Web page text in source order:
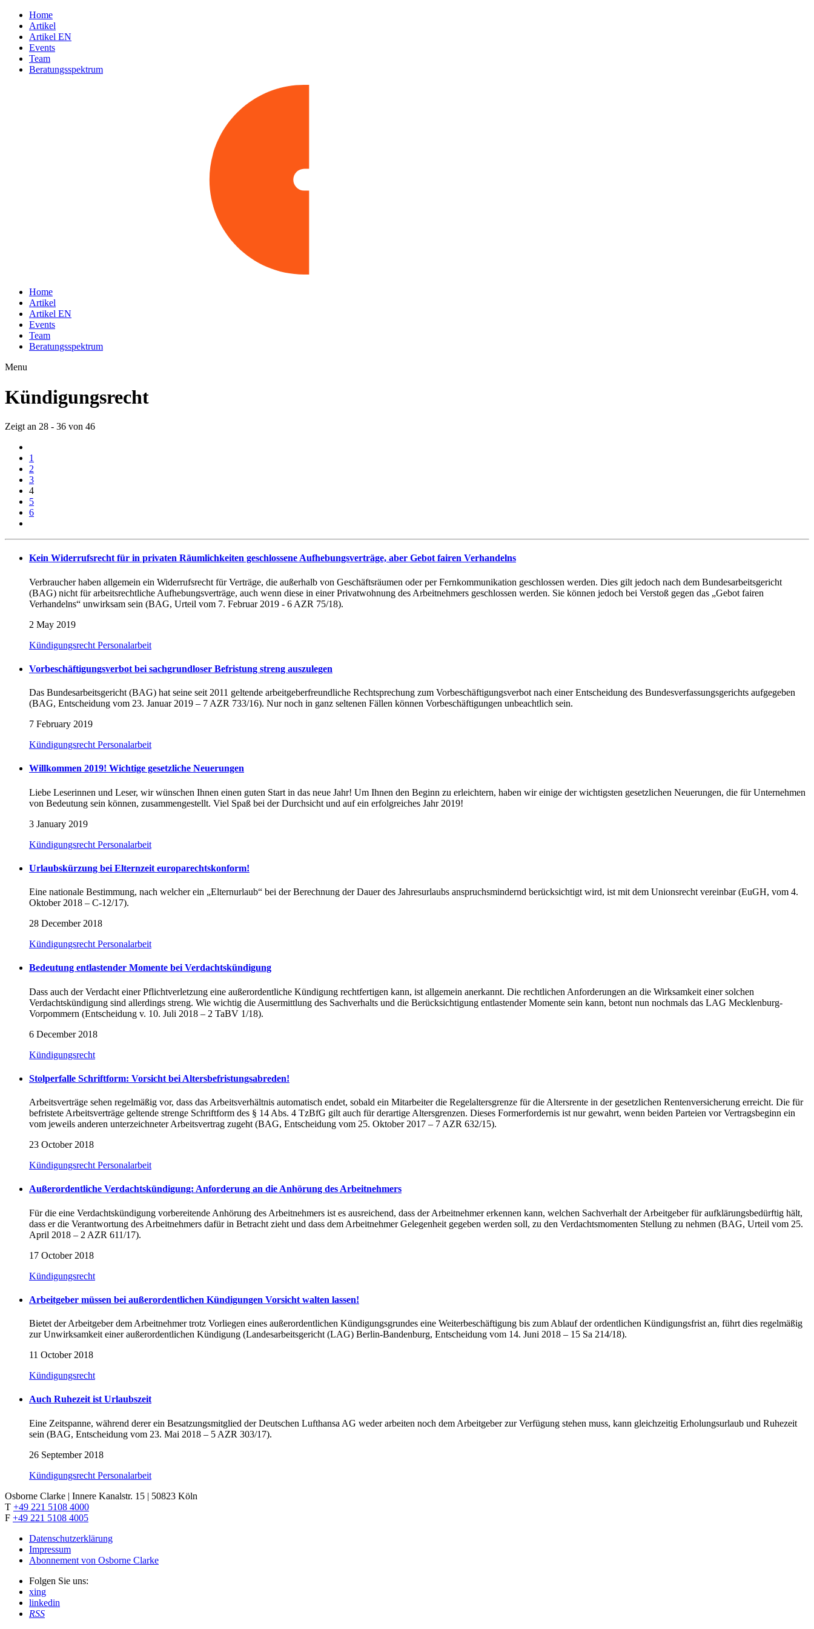
Home
Artikel
Artikel EN
Events
Team
Beratungsspektrum
Home
Artikel
Artikel EN
Events
Team
Beratungsspektrum
Menu
Kündigungsrecht
Zeigt an 28 - 36 von 46
1
2
3
4
5
6
Kein Widerrufsrecht für in privaten Räumlichkeiten geschlossene Aufhebungsverträge, aber Gebot fairen Verhandelns
Verbraucher haben allgemein ein Widerrufsrecht für Verträge, die außerhalb von Geschäftsräumen oder per Fernkommunikation geschlossen werden. Dies gilt jedoch nach dem Bundesarbeitsgericht
(BAG) nicht für arbeitsrechtliche Aufhebungsverträge, auch wenn diese in einer Privatwohnung des Arbeitnehmers geschlossen werden. Sie können jedoch bei Verstoß gegen das „Gebot fairen
Verhandelns“ unwirksam sein (BAG, Urteil vom 7. Februar 2019 - 6 AZR 75/18).
2 May 2019
Kündigungsrecht Personalarbeit
Vorbeschäftigungsverbot bei sachgrundloser Befristung streng auszulegen
Das Bundesarbeitsgericht (BAG) hat seine seit 2011 geltende arbeitgeberfreundliche Rechtsprechung zum Vorbeschäftigungsverbot nach einer Entscheidung des Bundesverfassungsgerichts aufgegeben
(BAG, Entscheidung vom 23. Januar 2019 – 7 AZR 733/16). Nur noch in ganz seltenen Fällen können Vorbeschäftigungen unbeachtlich sein.
7 February 2019
Kündigungsrecht Personalarbeit
Willkommen 2019! Wichtige gesetzliche Neuerungen
Liebe Leserinnen und Leser, wir wünschen Ihnen einen guten Start in das neue Jahr! Um Ihnen den Beginn zu erleichtern, haben wir einige der wichtigsten gesetzlichen Neuerungen, die für Unternehmen
von Bedeutung sein können, zusammengestellt. Viel Spaß bei der Durchsicht und auf ein erfolgreiches Jahr 2019!
3 January 2019
Kündigungsrecht Personalarbeit
Urlaubskürzung bei Elternzeit europarechtskonform!
Eine nationale Bestimmung, nach welcher ein „Elternurlaub“ bei der Berechnung der Dauer des Jahresurlaubs anspruchsmindernd berücksichtigt wird, ist mit dem Unionsrecht vereinbar (EuGH, vom 4.
Oktober 2018 – C-12/17).
28 December 2018
Kündigungsrecht Personalarbeit
Bedeutung entlastender Momente bei Verdachtskündigung
Dass auch der Verdacht einer Pflichtverletzung eine außerordentliche Kündigung rechtfertigen kann, ist allgemein anerkannt. Die rechtlichen Anforderungen an die Wirksamkeit einer solchen
Verdachtskündigung sind allerdings streng. Wie wichtig die Ausermittlung des Sachverhalts und die Berücksichtigung entlastender Momente sein kann, betont nun nochmals das LAG Mecklenburg-
Vorpommern (Entscheidung v. 10. Juli 2018 – 2 TaBV 1/18).
6 December 2018
Kündigungsrecht
Stolperfalle Schriftform: Vorsicht bei Altersbefristungsabreden!
Arbeitsverträge sehen regelmäßig vor, dass das Arbeitsverhältnis automatisch endet, sobald ein Mitarbeiter die Regelaltersgrenze für die Altersrente in der gesetzlichen Rentenversicherung erreicht. Die für
befristete Arbeitsverträge geltende strenge Schriftform des § 14 Abs. 4 TzBfG gilt auch für derartige Altersgrenzen. Dieses Formerfordernis ist nur gewahrt, wenn beiden Parteien vor Vertragsbeginn ein
vom jeweils anderen unterzeichneter Arbeitsvertrag zugeht (BAG, Entscheidung vom 25. Oktober 2017 – 7 AZR 632/15).
23 October 2018
Kündigungsrecht Personalarbeit
Außerordentliche Verdachtskündigung: Anforderung an die Anhörung des Arbeitnehmers
Für die eine Verdachtskündigung vorbereitende Anhörung des Arbeitnehmers ist es ausreichend, dass der Arbeitnehmer erkennen kann, welchen Sachverhalt der Arbeitgeber für aufklärungsbedürftig hält,
dass er die Verantwortung des Arbeitnehmers dafür in Betracht zieht und dass dem Arbeitnehmer Gelegenheit gegeben werden soll, zu den Verdachtsmomenten Stellung zu nehmen (BAG, Urteil vom 25.
April 2018 – 2 AZR 611/17).
17 October 2018
Kündigungsrecht
Arbeitgeber müssen bei außerordentlichen Kündigungen Vorsicht walten lassen!
Bietet der Arbeitgeber dem Arbeitnehmer trotz Vorliegen eines außerordentlichen Kündigungsgrundes eine Weiterbeschäftigung bis zum Ablauf der ordentlichen Kündigungsfrist an, führt dies regelmäßig
zur Unwirksamkeit einer außerordentlichen Kündigung (Landesarbeitsgericht (LAG) Berlin-Bandenburg, Entscheidung vom 14. Juni 2018 – 15 Sa 214/18).
11 October 2018
Kündigungsrecht
Auch Ruhezeit ist Urlaubszeit
Eine Zeitspanne, während derer ein Besatzungsmitglied der Deutschen Lufthansa AG weder arbeiten noch dem Arbeitgeber zur Verfügung stehen muss, kann gleichzeitig Erholungsurlaub und Ruhezeit
sein (BAG, Entscheidung vom 23. Mai 2018 – 5 AZR 303/17).
26 September 2018
Kündigungsrecht Personalarbeit
Osborne Clarke | Innere Kanalstr. 15 | 50823 Köln
T +49 221 5108 4000
F +49 221 5108 4005
Datenschutzerklärung
Impressum
Abonnement von Osborne Clarke
Folgen Sie uns:
xing
linkedin
RSS